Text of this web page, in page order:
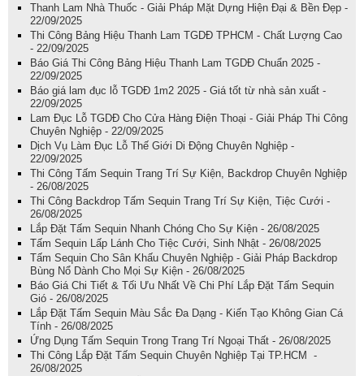
Thanh Lam Nhà Thuốc - Giải Pháp Mặt Dựng Hiện Đại & Bền Đẹp -
22/09/2025
Thi Công Bảng Hiệu Thanh Lam TGDĐ TPHCM - Chất Lượng Cao
- 22/09/2025
Báo Giá Thi Công Bảng Hiệu Thanh Lam TGDĐ Chuẩn 2025 -
22/09/2025
Báo giá lam đục lỗ TGDĐ 1m2 2025 - Giá tốt từ nhà sản xuất -
22/09/2025
Lam Đục Lỗ TGDĐ Cho Cửa Hàng Điện Thoại - Giải Pháp Thi Công
Chuyên Nghiệp - 22/09/2025
Dịch Vụ Làm Đục Lỗ Thế Giới Di Động Chuyên Nghiệp -
22/09/2025
Thi Công Tấm Sequin Trang Trí Sự Kiện, Backdrop Chuyên Nghiệp
- 26/08/2025
Thi Công Backdrop Tấm Sequin Trang Trí Sự Kiện, Tiệc Cưới -
26/08/2025
Lắp Đặt Tấm Sequin Nhanh Chóng Cho Sự Kiện - 26/08/2025
Tấm Sequin Lấp Lánh Cho Tiệc Cưới, Sinh Nhật - 26/08/2025
Tấm Sequin Cho Sân Khấu Chuyên Nghiệp - Giải Pháp Backdrop
Bùng Nổ Dành Cho Mọi Sự Kiện - 26/08/2025
Báo Giá Chi Tiết & Tối Ưu Nhất Về Chi Phí Lắp Đặt Tấm Sequin
Gió - 26/08/2025
Lắp Đặt Tấm Sequin Màu Sắc Đa Dạng - Kiến Tạo Không Gian Cá
Tính - 26/08/2025
Ứng Dụng Tấm Sequin Trong Trang Trí Ngoại Thất - 26/08/2025
Thi Công Lắp Đặt Tấm Sequin Chuyên Nghiệp Tại TP.HCM -
26/08/2025